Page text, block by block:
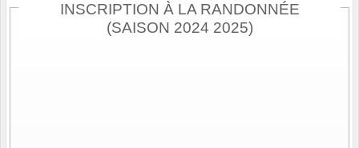
INSCRIPTION À LA RANDONNÉE
(SAISON 2024 2025)